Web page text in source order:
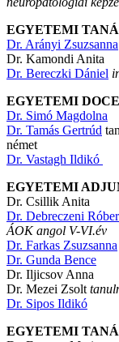
EGYETEMI
Dr. Arányi Zsuzsanna
Dr. Kamondi Anita
Dr. Bereczki Dániel
EGYETEMI
Dr. Simó Magdolna
Dr. Tamás Gertrúd
német
Dr. Vastagh Ildikó
EGYETEMI
Dr. Csillik Anita
Dr. Debreczeni
ÁOK angol V-VI.év
Dr. Farkas Zsuzsanna
Dr. Gunda Bence
Dr. Iljicsov Anna
Dr. Mezei Zsolt
Dr. Sipos Ildikó
EGYETEMI